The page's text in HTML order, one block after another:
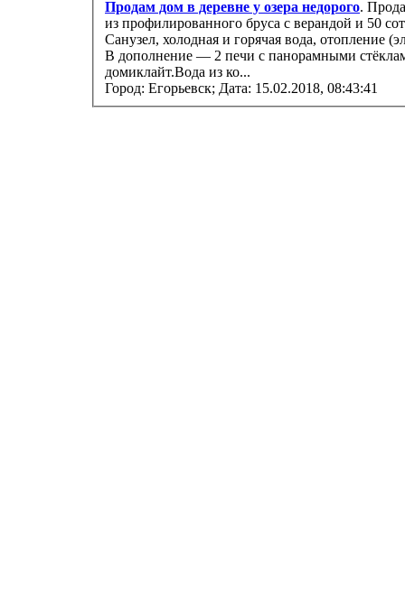
Продам дом в деревне у озера недорого.
из профилированного бруса с верандой и 50 соток ижс. Полный комфорт квартиры.
Санузел, холодная и горячая вода, отопление (электрические радиаторы), русская баня.
В дополнение — 2 печи с панорамными
домиклайт.Вода из ко...
Город: Егорьевск; Дата: 15.02.2018, 08:43:41